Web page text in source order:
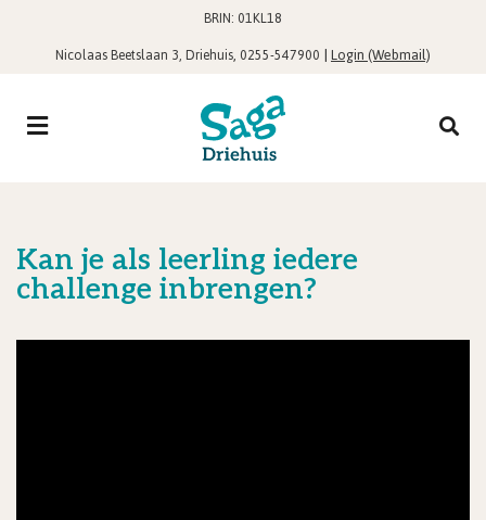
BRIN: 01KL18
Nicolaas Beetslaan 3, Driehuis, 0255-547900 |Login (Webmail)
Kan je als leerling iedere
challenge inbrengen?